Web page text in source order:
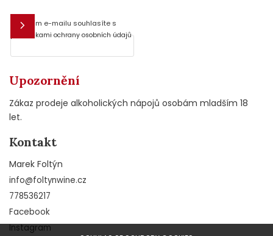
E-mail
Vložením e-mailu souhlasíte s
podmínkami ochrany osobních údajů
Upozornění
Zákaz prodeje alkoholických nápojů osobám mladším 18
let.
Kontakt
Marek Foltýn
info@foltynwine.cz
778536217
Facebook
Instagram